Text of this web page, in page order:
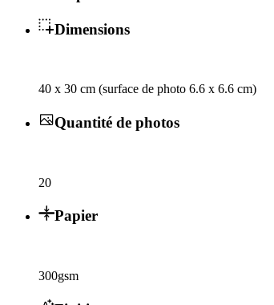
Dimensions
40 x 30 cm (surface de photo 6.6 x 6.6 cm)
Quantité de photos
20
Papier
300gsm